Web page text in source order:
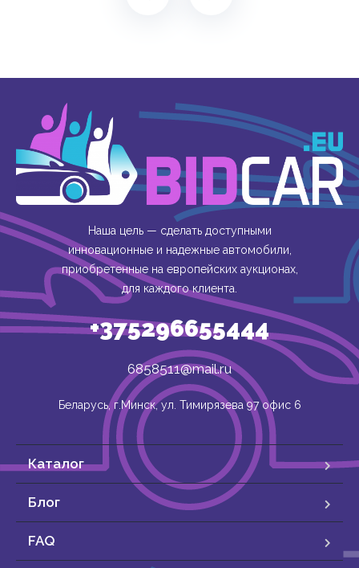
Наша цель — сделать доступными
инновационные и надежные автомобили,
приобретенные на европейских аукционах,
для каждого клиента.
+375296655444
6858511@mail.ru
Беларусь, г.Минск, ул. Тимирязева 97 офис 6
Каталог
Блог
FAQ